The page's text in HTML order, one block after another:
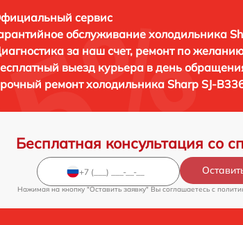
сервис
обслуживание холодильника
за наш счет, ремонт по
выезд курьера в день
ремонтхолодильника Sharp SJ-
Бесплатная консультация со
Нажимая на кнопку "Оставить заявку" Вы соглашаетесь c